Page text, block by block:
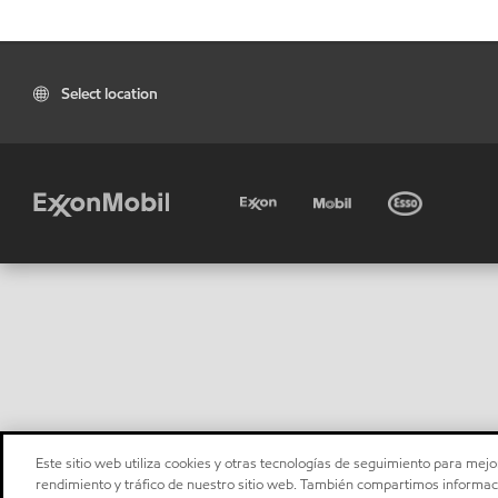
Select location
Este sitio web utiliza cookies y otras tecnologías de seguimiento para
rendimiento y tráfico de nuestro sitio web. También compartimos